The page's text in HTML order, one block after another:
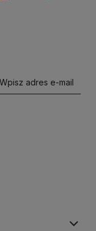
adres e-mail